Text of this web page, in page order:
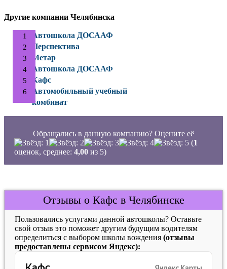
Другие компании Челябинска
Автошкола ДОСААФ
Перспектива
Метар
Автошкола ДОСААФ
Кафс
Автомобильный учебный
комбинат
Обращались в данную компанию? Оцените её
(1
оценок, среднее: 4,00 из 5)
Отзывы о Кафс в Челябинске
Пользовались услугами данной автошколы? Оставьте
свой отзыв это поможет другим будущим водителям
определиться с выбором школы вождения (отзывы
предоставлены сервисом Яндекс):